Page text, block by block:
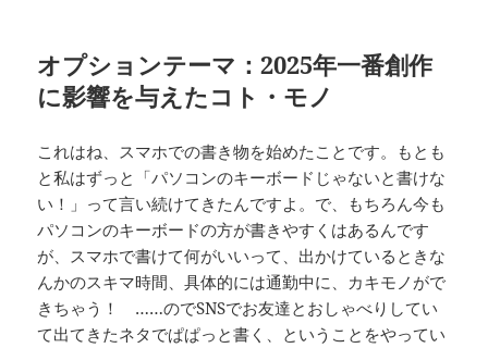
オプションテーマ：2025年一番創作
に影響を与えたコト・モノ
これはね、スマホでの書き物を始めたことです。もとも
と私はずっと「パソコンのキーボードじゃないと書けな
い！」って言い続けてきたんですよ。で、もちろん今も
パソコンのキーボードの方が書きやすくはあるんです
が、スマホで書けて何がいいって、出かけているときな
んかのスキマ時間、具体的には通勤中に、カキモノがで
きちゃう！ ……のでSNSでお友達とおしゃべりしてい
て出てきたネタでぱぱっと書く、ということをやってい